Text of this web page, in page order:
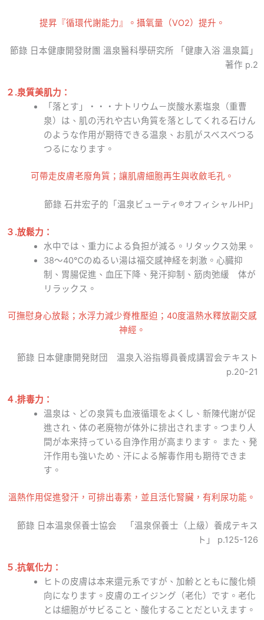
提昇『循環代謝能力』。攝氧量（VO2）提升。
節錄 日本健康開發財團 溫泉醫科學研究所 「健康入浴 溫泉篇」
著作 p.2
２.泉質美肌力：
「落とす」・・・ナトリウム－炭酸水素塩泉（重曹
泉）は、肌の汚れや古い角質を落としてくれる石けん
のような作用が期待できる温泉、お肌がスベスベつる
つるになります。
可帶走皮膚老廢角質；讓肌膚細胞再生與收斂毛孔。
節錄 石井宏子的「温泉ビューティ®オフィシャルHP」
３.放鬆力：
水中では、重力による負担が減る。リタックス効果。
38〜40℃のぬるい湯は福交感神経を刺激。心臓抑
制、胃腸促進、血圧下降、発汗抑制、筋肉弛緩 体が
リラックス。
可撫慰身心放鬆；水浮力減少脊椎壓迫；40度溫熱水釋放副交感
神經。
節錄 日本健康開発財団 温泉入浴指導員養成講習会テキスト
p.20-21
４.排毒力：
温泉は、どの泉質も血液循環をよくし、新陳代謝が促
進され、体の老廃物が体外に排出されます。つまり人
間が本来持っている自浄作用が高まります。 また、発
汗作用も強いため、汗による解毒作用も期待できま
す。
溫熱作用促進發汗，可排出毒素，並且活化腎臟，有利尿功能。
節錄 日本温泉保養士協会 「温泉保養士（上級）養成テキス
ト」 p.125-126
５.抗氧化力：
ヒトの皮膚は本来還元系ですが、加齢とともに酸化傾
向になります。皮膚のエイジング（老化）です。老化
とは細胞がサビること、酸化することだといえます。